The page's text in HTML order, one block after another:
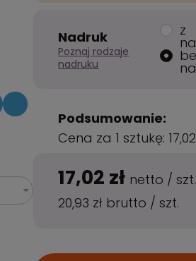
Nadruk
Poznaj rodzaje
nadruku
z
Podsumowanie:
Cena za 1 sztukę:
17,02 zł netto /szt.
20,93 zł brutto /szt.